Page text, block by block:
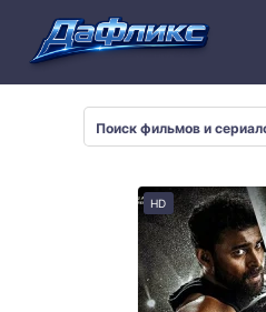
HD